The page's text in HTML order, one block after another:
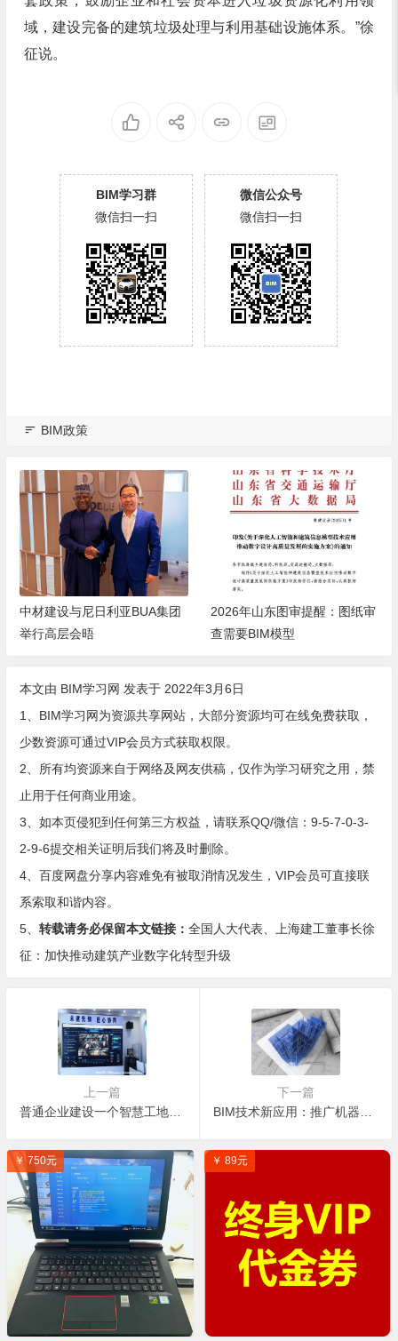
域，建设完备的建筑垃圾处理与利用基础设施体系。”徐
征说。
BIM学习群
微信扫一扫
微信公众号
微信扫一扫
BIM政策
中材建设与尼日利亚BUA集团
举行高层会晤
2026年山东图审提醒：图纸审
查需要BIM模型
本文由 BIM学习网 发表于 2022年3月6日
1、BIM学习网为资源共享网站，大部分资源均可在线免费获取，
少数资源可通过VIP会员方式获取权限。
2、所有均资源来自于网络及网友供稿，仅作为学习研究之用，禁
止用于任何商业用途。
3、如本页侵犯到任何第三方权益，请联系QQ/微信：9-5-7-0-3-
2-9-6提交相关证明后我们将及时删除。
4、百度网盘分享内容难免有被取消情况发生，VIP会员可直接联
系索取和谐内容。
5、 转载请务必保留本文链接： 全国人大代表、上海建工董事长徐
征：加快推动建筑产业数字化转型升级
上一篇
普通企业建设一个智慧工地大约需要投入多少钱？
下一篇
￥ 750元 ￥ 89元